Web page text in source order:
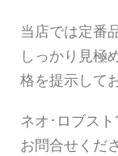
当店では定番
しっかり見極
格を提示して
ネオ･ロブス
お問合せくだ